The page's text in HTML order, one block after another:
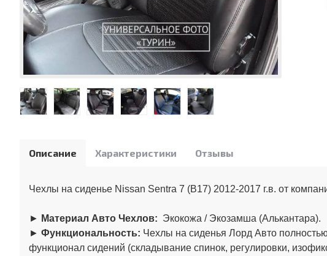
Описание Характеристики Отзывы
Чехлы на сиденье Nissan Sentra 7 (B17) 2012-2017 г.в. от
► Материал Авто Чехлов: Экокожа / Экозамша (Алькантара).
► Функциональность: Чехлы на сиденья Лорд Авто
функционал сидений (складывание спинок, регулировки,